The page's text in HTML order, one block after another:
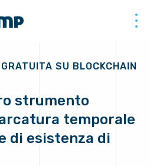
SU BLOCKCHAIN
strumento
temporale
di esistenza di